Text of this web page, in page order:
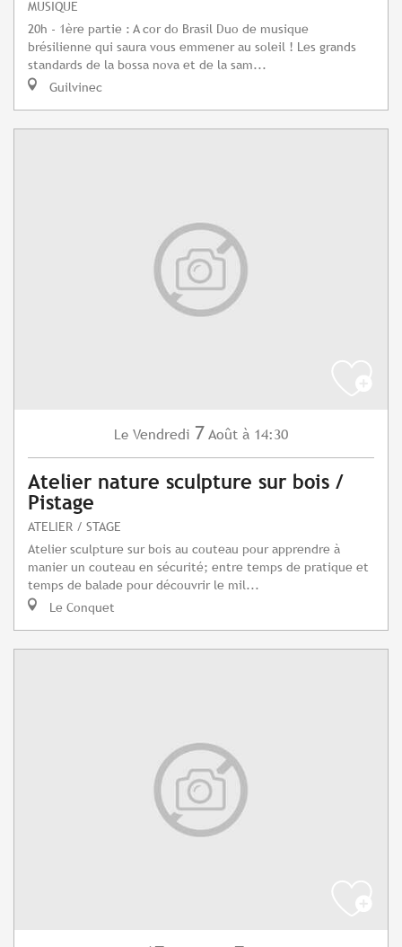
MUSIQUE
20h - 1ère partie : A cor do Brasil Duo de musique
brésilienne qui saura vous emmener au soleil ! Les grands
standards de la bossa nova et de la sam...
Guilvinec
Le Vendredi 7 Août à 14:30
Atelier nature sculpture sur bois /
Pistage
ATELIER / STAGE
Atelier sculpture sur bois au couteau pour apprendre à
manier un couteau en sécurité; entre temps de pratique et
temps de balade pour découvrir le mil...
Le Conquet